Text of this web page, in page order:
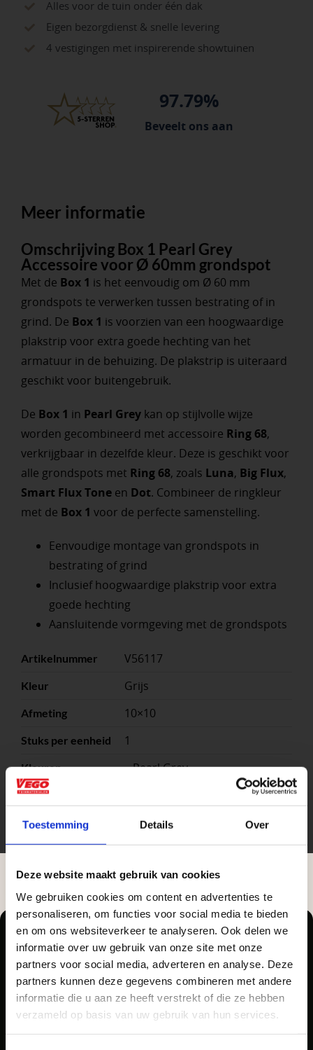
Toestemming Details Over
Deze website maakt gebruik van cookies
We gebruiken cookies om content en advertenties te
personaliseren, om functies voor social media te bieden
en om ons websiteverkeer te analyseren. Ook delen we
informatie over uw gebruik van onze site met onze
partners voor social media, adverteren en analyse. Deze
partners kunnen deze gegevens combineren met andere
informatie die u aan ze heeft verstrekt of die ze hebben
verzameld op basis van uw gebruik van hun services.
Alles voor de tuin onder één dak
Eigen bezorgdienst & snelle levering
4 vestigingen met inspirerende showtuinen
97.79%
Beveelt ons aan
Meer informatie
Omschrijving Box 1 Pearl Grey
Accessoire voor Ø 60mm grondspot
Met de Box 1 is het eenvoudig om Ø 60 mm
grondspots te verwerken tussen bestrating of in
grind. De Box 1 is voorzien van een hoogwaardige
plakstrip voor extra goede hechting van het
armatuur in de behuizing. De plakstrip is uiteraard
geschikt voor buitengebruik.
De Box 1 in Pearl Greykan op stijlvolle wijze
worden gecombineerd met accessoire Ring 68,
verkrijgbaar in dezelfde kleur. Deze is geschikt voor
alle grondspots met Ring 68, zoals Luna, Big Flux,
Smart Flux Toneen Dot. Combineer de ringkleur
met de Box 1 voor de perfecte samenstelling.
Eenvoudige montage van grondspots in
bestrating of grind
Inclusief hoogwaardige plakstrip voor extra
goede hechting
Aansluitende vormgeving met de grondspots
Artikelnummer V56117
Kleur Grijs
Afmeting 10×10
Stuks per eenheid 1
Kleuren – Pearl Grey
Eenheid
Zakelijke klant worden
Vego Tuinmaterialen is de meest geschikte partner
voor zakelijke klanten op zoek naar tuin- en
infraproducten. Als professionele leverancier van
Aangepaste openingstijden tijdens de
vakantieperiode
Waardenburg en Vego Dordrecht hanteren tijdens
de vakantieperiode aangepaste openingstijden op
zaterdag. Bekijk de vestigingspagina voor de
actuele openingstijden.
Pellegrom Sierbestrating heet voortaan Vego
Tuinmaterialen.